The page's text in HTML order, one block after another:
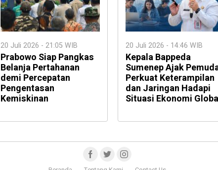
20 Juli 2026 - 21:05 WIB
Prabowo Siap Pangkas
Belanja Pertahanan
demi Percepatan
Pengentasan
Kemiskinan
20 Juli 2026 - 14:46 WIB
Kepala Bappeda
Sumenep Ajak
Perkuat Keterampilan
dan Jaringan Hadapi
Situasi Ekonomi